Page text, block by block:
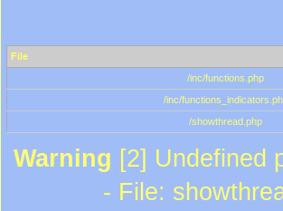
File
/inc/functions.php
/inc/
/showthread.php
Warning [2] Undefined
- File: